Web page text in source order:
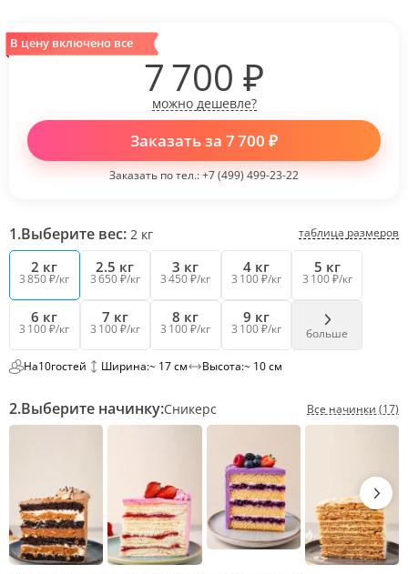
1.Выберите вес: 2 кг таблица размеров
2 кг
3 850 ₽/кг
2.5 кг
3 650 ₽/кг
3 кг
3 450 ₽/кг
4 кг
3 100 ₽/кг
5 кг
3 100 ₽/кг
6 кг
3 100 ₽/кг
7 кг
3 100 ₽/кг
8 кг
3 100 ₽/кг
9 кг
3 100 ₽/кг больше
На10гостей Ширина:~ 17 см Высота:~ 10 см
2.Выберите начинку:Сникерс Все начинки (17)
В цену включено все
7 700 ₽
можно дешевле?
Заказать за 7 700 ₽
Заказать по тел.:+7 (499) 499-23-22